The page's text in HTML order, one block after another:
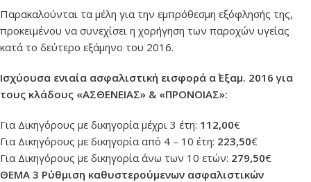
Παρακαλούνται τα μέλη για την εμπρόθεσμη εξόφλησής της,
προκειμένου να συνεχίσει η χορήγηση των παροχών υγείας
κατά το δεύτερο εξάμηνο του 2016.
Ισχύουσα ενιαία ασφαλιστική εισφορά α΄ Εξαμ. 2016 για
τους κλάδους «ΑΣΘΕΝΕΙΑΣ» & «ΠΡΟΝΟΙΑΣ»:
Για Δικηγόρους με δικηγορία μέχρι 3 έτη: 112,00€
Για Δικηγόρους με δικηγορία από 4 – 10 έτη: 223,50€
Για Δικηγόρους με δικηγορία άνω των 10 ετών: 279,50€
ΘΕΜΑ 3 Ρύθμιση καθυστερούμενων ασφαλιστικών